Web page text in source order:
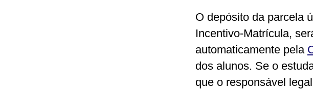
O depósito da parcela
Incentivo-Matrícula,
automaticamente pela
dos alunos. Se o
que o responsável